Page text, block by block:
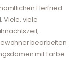
Herfried
Viele, viele
bearbeiten
mit Farbe